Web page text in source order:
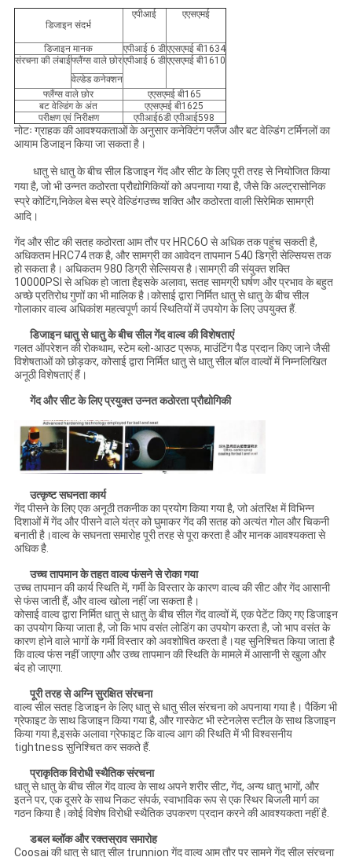
डिजाइन संदर्भ
एपीआई एएसएमई
डिजाइन मानक एपीआई 6 डीएएसएमई बी1634
संरचना की लंबाईफ्लैंग्स वाले छोरएपीआई 6 डीएएसएमई बी1610
वेल्डेड कनेक्शन
फ्लैंग्स वाले छोर
एएसएमई बी165
बट वेल्डिंग के अंत
एएसएमई बी1625
परीक्षण एवं निरीक्षण
एपीआई6डी एपीआई598
नोटः ग्राहक की आवश्यकताओं के अनुसार कनेक्टिंग फ्लैंज और बट वेल्डिंग टर्मिनलों का
आयाम डिजाइन किया जा सकता है।
धातु से धातु के बीच सील डिजाइन गेंद और सीट के लिए पूरी तरह से नियोजित किया
गया है, जो भी उन्नत कठोरता प्रौद्योगिकियों को अपनाया गया है, जैसे कि अल्ट्रासोनिक
स्प्रे कोटिंग,निकेल बेस स्प्रे वेल्डिंगउच्च शक्ति और कठोरता वाली सिरेमिक सामग्री
आदि।
गेंद और सीट की सतह कठोरता आम तौर पर HRC6O से अधिक तक पहुंच सकती है,
अधिकतम HRC74 तक है, और सामग्री का आवेदन तापमान 540 डिग्री सेल्सियस तक
हो सकता है। अधिकतम 980 डिग्री सेल्सियस है।सामग्री की संयुक्त शक्ति
10000PSI से अधिक हो जाता हैइसके अलावा, सतह सामग्री घर्षण और प्रभाव के बहुत
अच्छे प्रतिरोध गुणों का भी मालिक है।कोसाई द्वारा निर्मित धातु से धातु के बीच सील
गोलाकार वाल्व अधिकांश महत्वपूर्ण कार्य स्थितियों में उपयोग के लिए उपयुक्त हैं.
डिजाइन धातु से धातु के बीच सील गेंद वाल्व की विशेषताएं
गलत ऑपरेशन की रोकथाम, स्टेम ब्लो-आउट प्रूफ, माउंटिंग पैड प्रदान किए जाने जैसी
विशेषताओं को छोड़कर, कोसाई द्वारा निर्मित धातु से धातु सील बॉल वाल्वों में निम्नलिखित
अनूठी विशेषताएं हैं।
गेंद और सीट के लिए प्रयुक्त उन्नत कठोरता प्रौद्योगिकी
उत्कृष्ट सघनता कार्य
गेंद पीसने के लिए एक अनूठी तकनीक का प्रयोग किया गया है, जो अंतरिक्ष में विभिन्न
दिशाओं में गेंद और पीसने वाले यंत्र को घुमाकर गेंद की सतह को अत्यंत गोल और चिकनी
बनाती है।वाल्व के सघनता समारोह पूरी तरह से पूरा करता है और मानक आवश्यकता से
अधिक है.
उच्च तापमान के तहत वाल्व फंसने से रोका गया
उच्च तापमान की कार्य स्थिति में, गर्मी के विस्तार के कारण वाल्व की सीट और गेंद आसानी
से फंस जाती हैं, और वाल्व खोला नहीं जा सकता है।
कोसाई वाल्व द्वारा निर्मित धातु से धातु के बीच सील गेंद वाल्वों में, एक पेटेंट किए गए डिजाइन
का उपयोग किया जाता है, जो कि भाप वसंत लोडिंग का उपयोग करता है, जो भाप वसंत के
कारण होने वाले भागों के गर्मी विस्तार को अवशोषित करता है।यह सुनिश्चित किया जाता है
कि वाल्व फंस नहीं जाएगा और उच्च तापमान की स्थिति के मामले में आसानी से खुला और
बंद हो जाएगा.
पूरी तरह से अग्नि सुरक्षित संरचना
वाल्व सील सतह डिजाइन के लिए धातु से धातु सील संरचना को अपनाया गया है। पैकिंग भी
ग्रेफाइट के साथ डिजाइन किया गया है, और गास्केट भी स्टेनलेस स्टील के साथ डिजाइन
किया गया है,इसके अलावा ग्रेफाइट कि वाल्व आग की स्थिति में भी विश्वसनीय
tightness सुनिश्चित कर सकते हैं.
प्राकृतिक विरोधी स्थैतिक संरचना
धातु से धातु के बीच सील गेंद वाल्व के साथ अपने शरीर सीट, गेंद, अन्य धातु भागों, और
इतने पर, एक दूसरे के साथ निकट संपर्क, स्वाभाविक रूप से एक स्थिर बिजली मार्ग का
गठन किया है।कोई विशेष विरोधी स्थैतिक उपकरण प्रदान करने की आवश्यकता नहीं है.
डबल ब्लॉक और रक्तस्राव समारोह
Coosai की धातु से धातु सील trunnion गेंद वाल्व आम तौर पर सामने गेंद सील संरचना